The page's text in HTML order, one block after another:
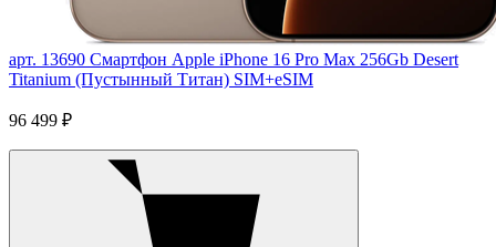
арт. 13690 Смартфон Apple iPhone 16 Pro Max 256Gb Desert
Titanium (Пустынный Титан) SIM+eSIM
96 499 ₽